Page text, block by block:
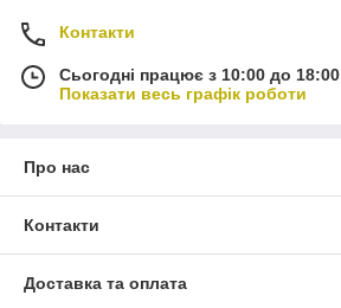
Контакти
Сьогодні працює з 10:00 до 18:00
Показати весь графік роботи
Про нас
Контакти
Доставка та оплата